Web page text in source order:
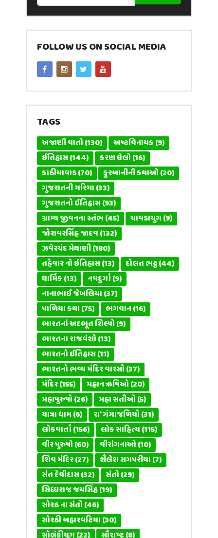
FOLLOW US ON SOCIAL MEDIA
TAGS
અજાણી વાતો(130) અષ્ટવિનાયક(9)
ઈતિહાસ(144) કરણ ઘેલો(16)
કાઠીયાવાડ(70) કુરબાનીની કથાઓ(20)
ગુજરાતની ગરિમા(33)
ગુજરાતનો ઇતિહાસ(93)
ગ્રામ્ય જીવનના સ્તંભ(45) ચાવડાયુગ(9)
જોરાવરસિંહ જાદવ(132)
ઝવેરચંદ મેઘાણી(180)
તહેવાર નો ઇતિહાસ(13) દોલત ભટ્ટ(44)
ધાર્મિક(13) નવદુર્ગા(9)
નાનાભાઈ જેબલિયા(37)
પાળિયા કથા(75) ભગવાન(16)
ભારતનાં અદભૂત શિલ્પો(9)
ભારતના રાજવંશો(13)
ભારતનો ઈતિહાસ(11)
ભારતનો ભવ્ય મંદિર વારસો(37)
મંદિર(155) મહાન ઋષિઓ(20)
મહાપુરુષો(26) મહા સતીઓ(5)
યાત્રા ધામ(6) રા' ગંગાજળિયો(31)
લોકવાર્તા(156) લોક સાહિત્ય(115)
વીર પુરુષો(60) વીરાંગનાઓ(10)
શિવ મંદિર(27) શૈલેશ સગપરીયા(7)
સંત દેવીદાસ(32) સંતો(29)
સિધ્ધરાજ જયસિંહ(19)
સોરઠ ના સંતો(46)
સોરઠી બહારવટિયા(30)
સોલંકીયુગ(22) સૌરાષ્ટ્ર(8)